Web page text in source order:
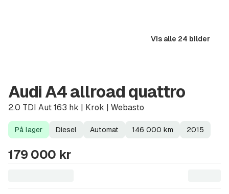
Vis alle 24 bilder
Audi A4 allroad quattro
2.0 TDI Aut 163 hk | Krok | Webasto
Lagerstatus
På lager
Drivstoff Diesel
Girkasse Automat
Kilometerstand 146 000 km
Modellår 2015
179 000 kr